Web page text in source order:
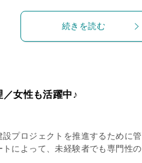
続きを読む
／女性も活躍中♪
プロジェクトを推進するために管
によって、未経験者でも専門性の